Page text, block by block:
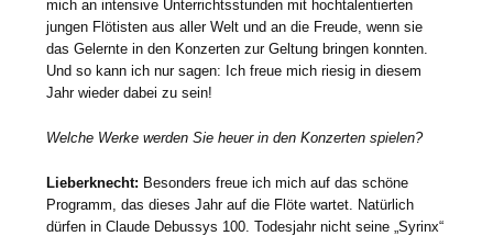
mich an intensive Unterrichtsstunden mit hochtalentierten
jungen Flötisten aus aller Welt und an die Freude, wenn sie
das Gelernte in den Konzerten zur Geltung bringen konnten.
Und so kann ich nur sagen: Ich freue mich riesig in diesem
Jahr wieder dabei zu sein!
Welche Werke werden Sie heuer in den Konzerten spielen?
Lieberknecht: Besonders freue ich mich auf das schöne
Programm, das dieses Jahr auf die Flöte wartet. Natürlich
dürfen in Claude Debussys 100. Todesjahr nicht seine „Syrinx“